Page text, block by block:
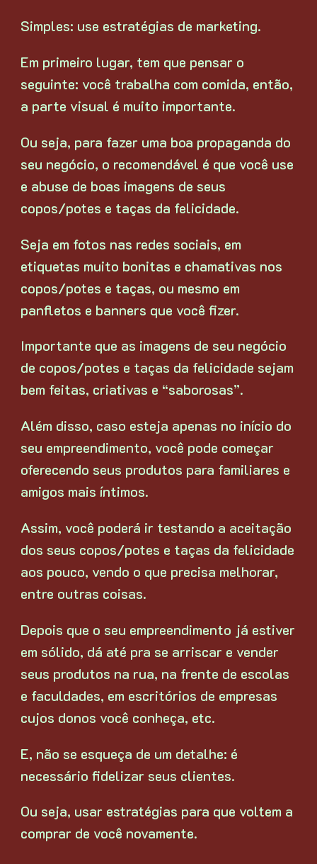
Simples: use estratégias de marketing.
Em primeiro lugar, tem que pensar o
seguinte: você trabalha com comida, então,
a parte visual é muito importante.
Ou seja, para fazer uma boa propaganda do
seu negócio, o recomendável é que você use
e abuse de boas imagens de seus
copos/potes e taças da felicidade.
Seja em fotos nas redes sociais, em
etiquetas muito bonitas e chamativas nos
copos/potes e taças, ou mesmo em
panfletos e banners que você fizer.
Importante que as imagens de seu negócio
de copos/potes e taças da felicidade sejam
bem feitas, criativas e “saborosas”.
Além disso, caso esteja apenas no início do
seu empreendimento, você pode começar
oferecendo seus produtos para familiares e
amigos mais íntimos.
Assim, você poderá ir testando a aceitação
dos seus copos/potes e taças da felicidade
aos pouco, vendo o que precisa melhorar,
entre outras coisas.
Depois que o seu empreendimento já estiver
em sólido, dá até pra se arriscar e vender
seus produtos na rua, na frente de escolas
e faculdades, em escritórios de empresas
cujos donos você conheça, etc.
E, não se esqueça de um detalhe: é
necessário fidelizar seus clientes.
Ou seja, usar estratégias para que voltem a
comprar de você novamente.